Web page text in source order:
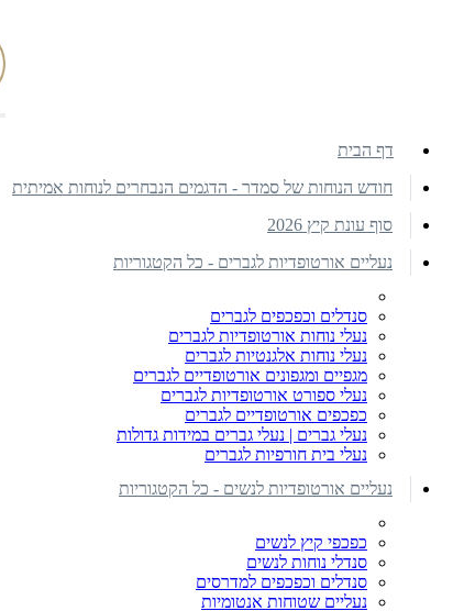
דף הבית
חודש הנוחות של סמדר - הדגמים הנבחרים לנוחות אמיתית
סוף עונת קיץ 2026
נעליים אורטופדיות לגברים - כל הקטגוריות
סנדלים וכפכפים לגברים
נעלי נוחות אורטופדיות לגברים
נעלי נוחות אלגנטיות לגברים
מגפיים ומגפונים אורטופדיים לגברים
נעלי ספורט אורטופדיות לגברים
כפכפים אורטופדיים לגברים
נעלי גברים | נעלי גברים במידות גדולות
נעלי בית חורפיות לגברים
נעליים אורטופדיות לנשים - כל הקטגוריות
כפכפי קיץ לנשים
סנדלי נוחות לנשים
סנדלים וכפכפים למדרסים
נעליים שטוחות אנטומיות